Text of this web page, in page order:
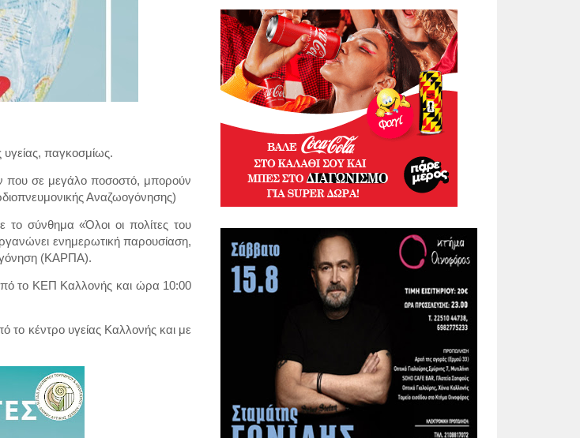
παγκοσμίως.
που σε μεγάλο ποσοστό, μπορούν
Αναζωογόνησης)
το σύνθημα «Όλοι οι πολίτες του
ενημερωτική παρουσίαση,
(ΚΑΡΠΑ).
το ΚΕΠ Καλλονής και ώρα 10:00
κέντρο υγείας Καλλονής και με